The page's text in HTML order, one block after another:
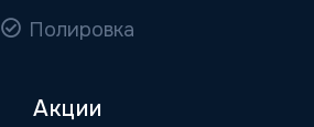
Полировка
Акции